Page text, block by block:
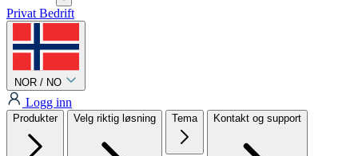
Privat Bedrift
NOR / NO
Logg inn
Produkter Velg riktig løsning Tema Kontakt og support